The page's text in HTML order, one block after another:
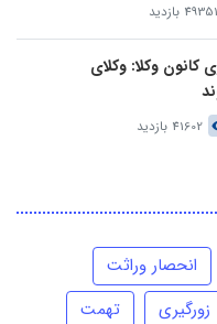
49351 بازدید
کانون وکلا: وکلای
41602 بازدید
انحصار وراثت
زورگیری
تهمت